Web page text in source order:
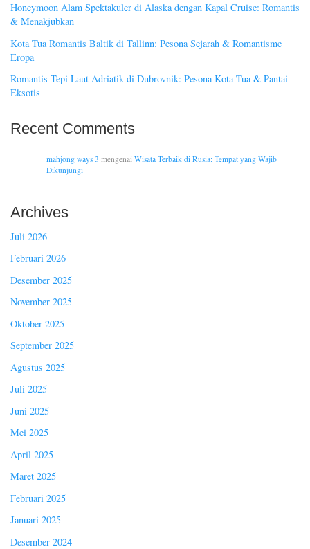
Honeymoon Alam Spektakuler di Alaska dengan Kapal Cruise: Romantis
& Menakjubkan
Kota Tua Romantis Baltik di Tallinn: Pesona Sejarah & Romantisme
Eropa
Romantis Tepi Laut Adriatik di Dubrovnik: Pesona Kota Tua & Pantai
Eksotis
Recent Comments
mahjong ways 3 mengenai Wisata Terbaik di Rusia: Tempat yang Wajib
Dikunjungi
Archives
Juli 2026
Februari 2026
Desember 2025
November 2025
Oktober 2025
September 2025
Agustus 2025
Juli 2025
Juni 2025
Mei 2025
April 2025
Maret 2025
Februari 2025
Januari 2025
Desember 2024